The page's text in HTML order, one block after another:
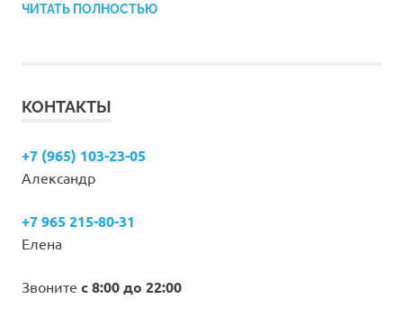
ЧИТАТЬ ПОЛНОСТЬЮ
КОНТАКТЫ
+7 (965) 103-23-05
Александр
+7 965 215-80-31
Елена
Звоните с 8:00 до 22:00